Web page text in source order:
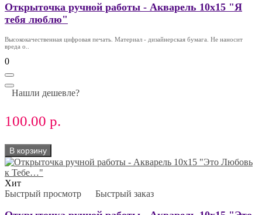
Открыточка ручной работы - Акварель 10х15 "Я
тебя люблю"
Высококачественная цифровая печать. Материал - дизайнерская бумага. Не наносит
вреда о..
0
Нашли дешевле?
100.00 р.
В корзину
Хит
Быстрый просмотр
Быстрый заказ